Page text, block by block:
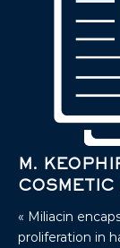
M.
COSMETIC
« Miliacin
proliferation in